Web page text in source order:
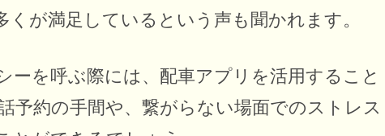
が満足しているという声も聞かれます。
ーを呼ぶ際には、配車アプリを活用すること
予約の手間や、繋がらない場面でのストレス